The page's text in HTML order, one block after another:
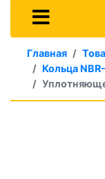
Главная
Кольца